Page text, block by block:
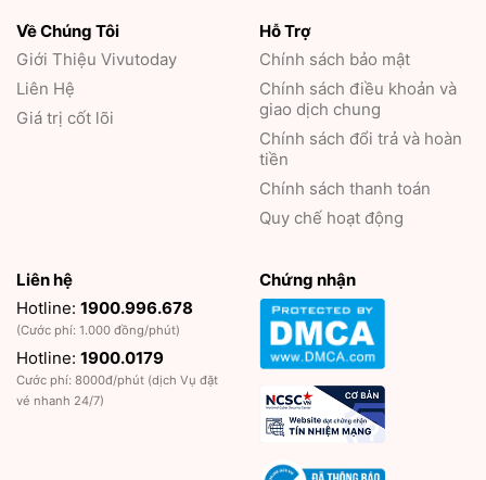
Về Chúng Tôi
Giới Thiệu Vivutoday
Liên Hệ
Giá trị cốt lõi
Hỗ Trợ
Chính sách bảo mật
Chính sách điều khoản và
giao dịch chung
Chính sách đổi trả và hoàn
tiền
Chính sách thanh toán
Quy chế hoạt động
Liên hệ
Hotline: 1900.996.678
(Cước phí: 1.000 đồng/phút)
Hotline: 1900.0179
Cước phí: 8000đ/phút (dịch Vụ đặt
vé nhanh 24/7)
Chứng nhận